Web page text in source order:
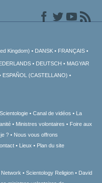
Kingdom) DANSK FRANÇAIS
DEUTSCH
MAGYAR
ESPAÑOL (CASTELLANO)
Canal de vidéos
La
Ministres volontaires
Foire aux
?
Nous vous offrons
Lieux Plan du site
Scientology Religion
David